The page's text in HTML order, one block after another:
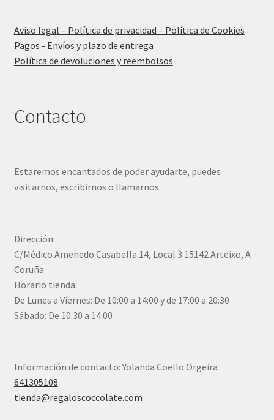
Aviso legal – Política de privacidad – Política de Cookies
Pagos - Envíos y plazo de entrega
Política de devoluciones y reembolsos
Contacto
Estaremos encantados de poder ayudarte, puedes
visitarnos, escribirnos o llamarnos.
Dirección:
C/Médico Amenedo Casabella 14, Local 3 15142 Arteixo, A
Coruña
Horario tienda:
De Lunes a Viernes: De 10:00 a 14:00 y de 17:00 a 20:30
Sábado: De 10:30 a 14:00
Información de contacto: Yolanda Coello Orgeira
641305108
tienda@regaloscoccolate.com